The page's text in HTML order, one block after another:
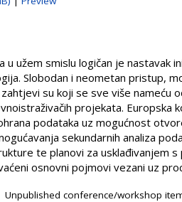
užem smislu logičan je nastavak
Slobodan i neometan pristup,
su koji se sve više nameću
projekata. Europska
podataka uz mogućnost
sekundarnih analiza
te planovi za usklađivanjem
osnovni pojmovi vezani uz
Unpublished conference/workshop